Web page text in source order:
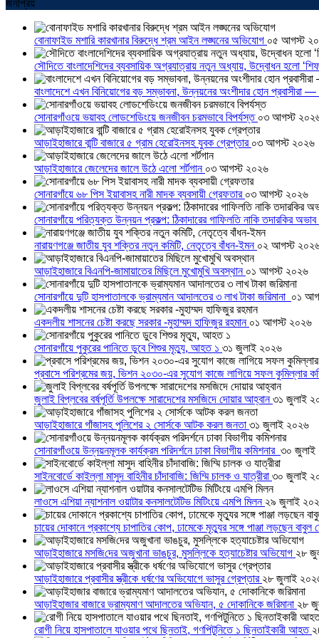
জনপ্রিয়
বোনাফাইড মশারি কারখানার বিরুদ্ধে শ্রম আইন লঙ্ঘনের অভিযোগ ০৫ আগস্ট
সৌদিতে বাংলাদেশিদের ব্যবসায়িক অগ্রযাত্রায় নতুন অধ্যায়, উদ্বোধন হলো ‘শিফা
বাংলাদেশে এখন বিনিয়োগের বড় সম্ভাবনা, উন্নয়নের অংশীদার হোন প্রবাসীরা
সোনারগাঁওয়ে ভয়াবহ লোডশেডিংয়ে জনজীবন চরমভাবে বিপর্যস্ত ০৩ আগস্ট
আড়াইহাজারে বান্টি বাজারে ৫ গ্রাম হেরোইনসহ যুবক গ্রেপ্তার ০৩ আগস্ট ২০২৬
আড়াইহাজারে জেলেদের জালে উঠে এলো শর্টগান ০৩ আগস্ট ২০২৬
সোনারগাঁয়ে ৬৮ পিস ইয়াবাসহ নারী মাদক ব্যবসায়ী গ্রেফতার ০৩ আগস্ট ২০২৬
সোনারগাঁয়ে পরিত্যক্ত উন্নয়ন প্রকল্প: ঠিকাদারের গাফিলতি নাকি তদারকির অভাব
নারায়ণগঞ্জে জাতীয় যুব শক্তির নতুন কমিটি, নেতৃত্বে বাঁধন-ইমন ০২ আগস্ট
আড়াইহাজারে বিএনপি-জামায়াতের মিছিলে মুখোমুখি অবস্থান ০১ আগস্ট ২০২৬
সোনারগাঁয়ে দুটি হাসপাতালকে ভ্রাম্যমান আদালতের ৩ লাখ টাকা জরিমানা ০১
একদলীয় শাসনের চেষ্টা করছে সরকার -মুহাম্মদ হাফিজুর রহমান ০১ আগস্ট ২০২৬
সোনারগাঁয়ে পুকুরের পানিতে ডুবে শিশুর মৃত্যু, আহত ১ ৩১ জুলাই ২০২৬
প্রবাসে পরিশ্রমের জয়, ভিশন ২০৩০-এর সুযোগ কাজে লাগিয়ে সফল কুমিল্লার
জুলাই বিপ্লবের বর্ষপূর্তি উপলক্ষে সারাদেশের মসজিদে দোয়ার আহ্বান৩১ জুলাই
আড়াইহাজারে গাঁজাসহ পুলিশের ২ সোর্সকে আটক করল জনতা ৩১ জুলাই ২০২৬
সোনারগাঁওয়ে উন্নয়নমূলক কার্যক্রম পরিদর্শনে ঢাকা বিভাগীয় কমিশনার ৩০ জুলাই
সাইনবোর্ডে কাইল্লা মাসুদ বাহিনীর চাঁদাবাজি: জিম্মি চালক ও যাত্রীরা ৩০ জুলাই
লাওসে এশিয়া ন্যাশনাল ওয়াটার কনসালটেটিভ মিটিংয়ে এমপি মিলন ২৯ জুলাই
চায়ের দোকানে প্রকাশ্যে চাপাতির কোপ, ঢামেকে মৃত্যুর সঙ্গে পাঞ্জা লড়ছেন বাবুল
আড়াইহাজারে মস‌জি‌দের অজুখানা ভাঙচুর, মুসল্লিকে হত্যাচেষ্টার অভিযোগ ২৮
আড়াইহাজারে প্রবাসীর স্ত্রীকে ধর্ষণের অভিযোগে ভাসুর গ্রেপ্তার ২৮ জুলাই
আড়াইহাজার বাজারে ভ্রাম্যমাণ আদালতের অভিযান, ৫ দোকানিকে জরিমানা ২৮
রোগী নিয়ে হাসপাতালে যাওয়ার পথে ছিনতাই, গণপিটুনিতে ১ ছিনতাইকারী আহত